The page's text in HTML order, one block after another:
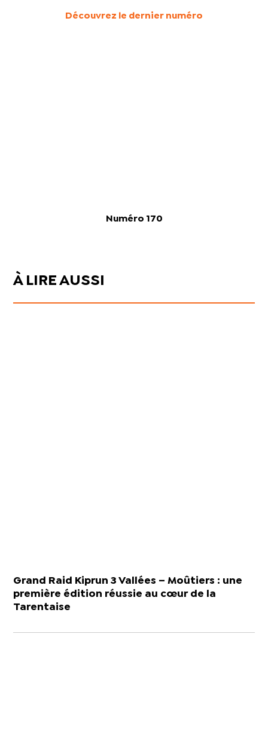
Découvrez le dernier numéro
Numéro 170
À LIRE AUSSI
Grand Raid Kiprun 3 Vallées – Moûtiers : une
première édition réussie au cœur de la
Tarentaise